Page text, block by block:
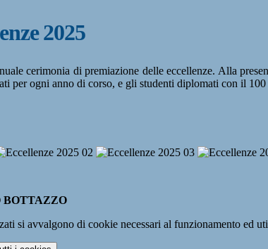
2025
cerimonia di premiazione delle eccellenze. Alla
per ogni anno di corso, e gli studenti diplomati con il 100
BOTTAZZO
si avvalgono di cookie necessari al funzionamento ed